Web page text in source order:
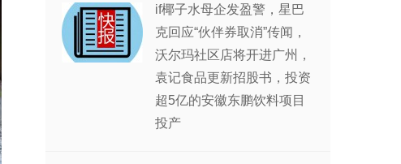
if椰子水母企发盈警，星巴
克回应“伙伴券取消”传闻，
沃尔玛社区店将开进广州，
袁记食品更新招股书，投资
超5亿的安徽东鹏饮料项目
投产